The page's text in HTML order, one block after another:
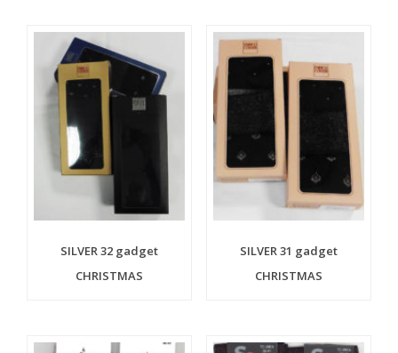
SILVER 32 gadget
CHRISTMAS
SILVER 31 gadget
CHRISTMAS